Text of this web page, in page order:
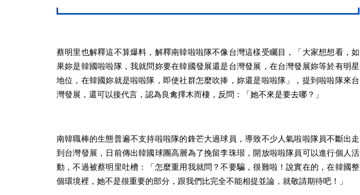
蔡明里也解釋這不算爆料，解釋南韓啦啦隊不像台灣這樣受矚目，「大家想想看，如
果妳是韓國啦啦隊，我就問妳要在韓國發展還是台灣發展，在台灣發展妳等於有明星
地位，在韓國妳就是啦啦隊，即使社群怎麼吹捧，妳還是啦啦隊」，提到啦啦隊來台
灣發展，還可以接代言，認為良禽擇木而棲，反問：「她不來是要去哪？」
南韓職棒的生態普遍不支持啦啦隊的鋒芒大過球員，導致不少人氣啦啦隊員不斷出走
到台灣發展，日前傳出韓國球團高層為了挽留李珠珢，開放啦啦隊員可以進行個人活
動，不過被蔡明里吐槽：「怎麼重用我就問？不要騙，很難啦！說實在的，在韓國整
個環境裡，她不是很重要的部分，跟我們比完全不能相提並論，就敬請期待吧！」